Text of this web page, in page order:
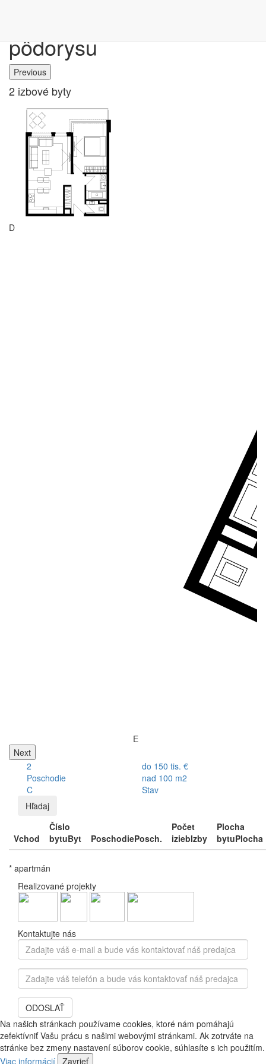
pôdorysu
Previous
2 izbové byty
D
E
Next
2
do 150 tis. €
Poschodie
nad 100 m2
C
Stav
Hľadaj
Vchod
Číslo
bytuByt PoschodiePosch.
Počet
iziebIzby
Plocha
bytuPlocha
* apartmán
Realizované projekty
Kontaktujte nás
Zadajte
váš
e-
mail
a
bude
vás
kontaktovať
náš
predajca
Zadajte
váš
telefón
bude
vás
kontaktovať
náš
ODOSLAŤ
Na našich stránkach používame cookies, ktoré nám pomáhajú
zefektívniť Vašu prácu s našimi webovými stránkami. Ak zotrváte na
stránke bez zmeny nastavení súborov cookie, súhlasíte s ich použitím.
Viac informácií Zavrieť